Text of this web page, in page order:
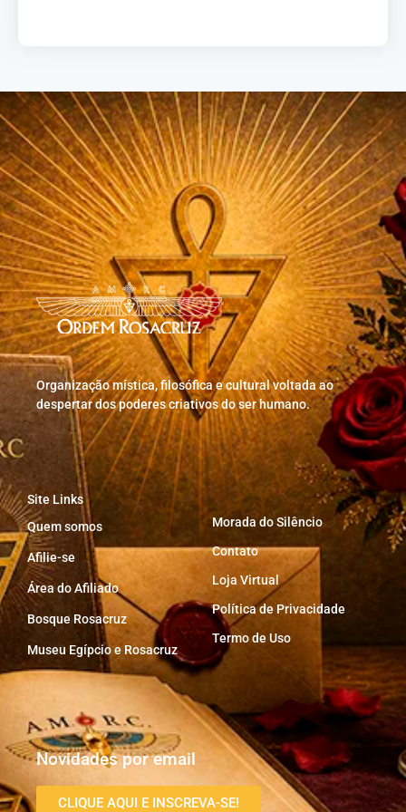
Organização mística, filosófica e cultural voltada ao
despertar dos poderes criativos do ser humano.
Site Links
Quem somos
Afilie-se
Área do Afiliado
Bosque Rosacruz
Museu Egípcio e Rosacruz
Morada do Silêncio
Contato
Loja Virtual
Política de Privacidade
Termo de Uso
Novidades por email
CLIQUE AQUI E INSCREVA-SE!